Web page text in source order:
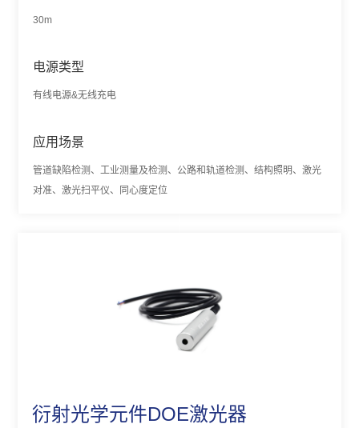
30m
电源类型
有线电源&无线充电
应用场景
管道缺陷检测、工业测量及检测、公路和轨道检测、结构照明、激光
对准、激光扫平仪、同心度定位
衍射光学元件DOE激光器